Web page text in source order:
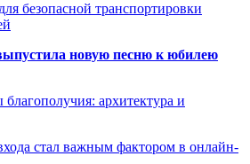
безопасной транспортировки
новую песню к юбилею
архитектура и
стал важным фактором в онлайн-